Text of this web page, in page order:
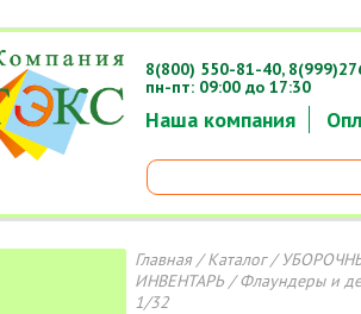
Наша компания
8(800) 550-81-40,
пн-пт: 09:00 до 17:30
Главная/Каталог/
ИНВЕНТАРЬ /Флаундеры и
1/32